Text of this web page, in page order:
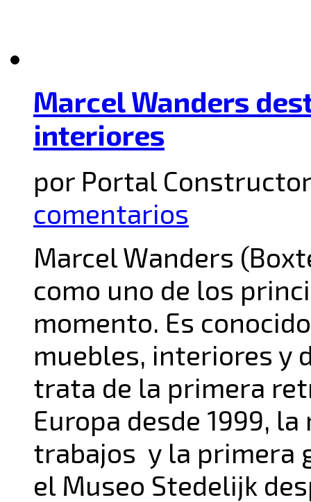
Marcel Wanders
interiores
por Portal
comentarios
Marcel Wanders
como uno de los
momento. Es
muebles, interiores y
trata de la primera
Europa desde 1999,
trabajos y la primera
el Museo Stedelijk